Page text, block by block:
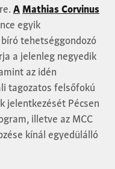
A Mathias Corvinus
egyik
tehetséggondozó
a jelenleg negyedik
az idén
tagozatos felsőfokú
jelentkezését Pécsen
illetve az MCC
kínál egyedülálló